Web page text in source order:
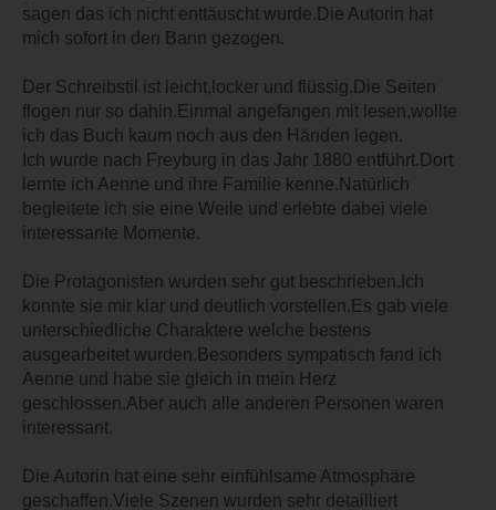
sagen das ich nicht enttäuscht wurde.Die Autorin hat
mich sofort in den Bann gezogen.
Der Schreibstil ist leicht,locker und flüssig.Die Seiten
flogen nur so dahin.Einmal angefangen mit lesen,wollte
ich das Buch kaum noch aus den Händen legen.
Ich wurde nach Freyburg in das Jahr 1880 entführt.Dort
lernte ich Aenne und ihre Familie kenne.Natürlich
begleitete ich sie eine Weile und erlebte dabei viele
interessante Momente.
Die Protagonisten wurden sehr gut beschrieben.Ich
konnte sie mir klar und deutlich vorstellen.Es gab viele
unterschiedliche Charaktere welche bestens
ausgearbeitet wurden.Besonders sympatisch fand ich
Aenne und habe sie gleich in mein Herz
geschlossen.Aber auch alle anderen Personen waren
interessant.
Die Autorin hat eine sehr einfühlsame Atmosphäre
geschaffen.Viele Szenen wurden sehr detailliert